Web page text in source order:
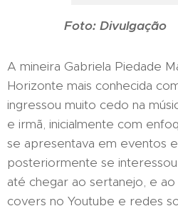
Foto: Divulgação
A mineira Gabriela Piedade
Horizonte mais conhecida
ingressou muito cedo na
e irmã, inicialmente com
se apresentava em eventos
posteriormente se
até chegar ao sertanejo, e ao
covers no Youtube e redes